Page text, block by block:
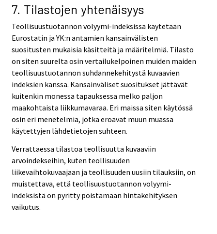
7. Tilastojen yhtenäisyys
Teollisuustuotannon volyymi-indeksissä käytetään
Eurostatin ja YK:n antamien kansainvälisten
suositusten mukaisia käsitteitä ja määritelmiä. Tilasto
on siten suurelta osin vertailukelpoinen muiden maiden
teollisuustuotannon suhdannekehitystä kuvaavien
indeksien kanssa. Kansainväliset suositukset jättävät
kuitenkin monessa tapauksessa melko paljon
maakohtaista liikkumavaraa. Eri maissa siten käytössä
osin eri menetelmiä, jotka eroavat muun muassa
käytettyjen lähdetietojen suhteen.
Verrattaessa tilastoa teollisuutta kuvaaviin
arvoindekseihin, kuten teollisuuden
liikevaihtokuvaajaan ja teollisuuden uusiin tilauksiin, on
muistettava, että teollisuustuotannon volyymi-
indeksistä on pyritty poistamaan hintakehityksen
vaikutus.